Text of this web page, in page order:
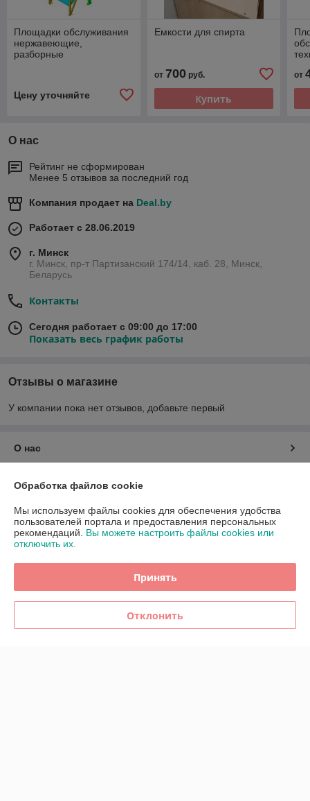
Площадки обслуживания
нержавеющие,
разборные
Цену уточняйте
Емкости для спирта
от 700руб.
Купить
от
О нас
Рейтинг не сформирован
Менее 5 отзывов за последний год
Компания продает на Deal.by
Работает с 28.06.2019
г. Минск
г. Минск, пр-т Партизанский 174/14, каб. 28, Минск,
Беларусь
Контакты
Сегодня работает с 09:00 до 17:00
Показать весь график работы
Отзывы о магазине
У компании пока нет отзывов, добавьте первый
О нас
Контакты
Доставка и оплата
График работы
Политика обработки cookies
Обработка файлов cookie
Мы используем файлы cookies для обеспечения удобства
пользователей портала и предоставления персональных
рекомендаций. Вы можете настроить файлы cookies или
отключить их.
Принять
Отклонить